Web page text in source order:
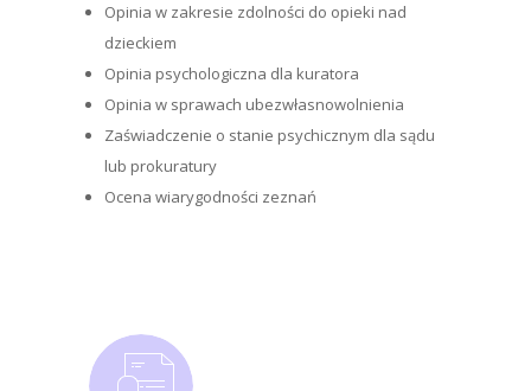
Opinia w zakresie zdolności do opieki nad
dzieckiem
Opinia psychologiczna dla kuratora
Opinia w sprawach ubezwłasnowolnienia
Zaświadczenie o stanie psychicznym dla sądu
lub prokuratury
Ocena wiarygodności zeznań